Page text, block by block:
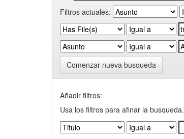
Filtros actuales:
Comenzar nueva busqueda
Añadir filtros:
Usa los filtros para afinar la busqueda.